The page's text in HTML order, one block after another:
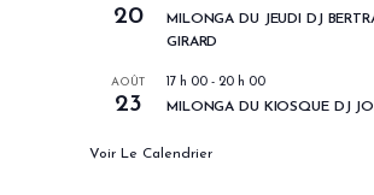
20
MILONGA DU JEUDI DJ
GIRARD
AOÛT
23
17 h 00 - 20 h 00
MILONGA DU KIOSQUE DJ
Voir Le Calendrier